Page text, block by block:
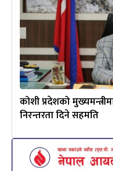
कोशी प्रदेशको
निरन्तरता दिने सहमति